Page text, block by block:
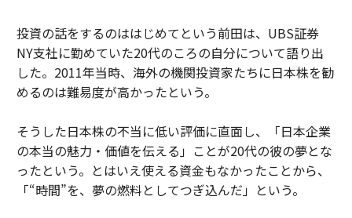
投資の話をするのははじめてという前田は、UBS証券
NY支社に勤めていた20代のころの自分について語り出
した。2011年当時、海外の機関投資家たちに日本株を勧
めるのは難易度が高かったという。
そうした日本株の不当に低い評価に直面し、「日本企業
の本当の魅力・価値を伝える」ことが20代の彼の夢とな
ったという。とはいえ使える資金もなかったことから、
「“時間”を、夢の燃料としてつぎ込んだ」という。